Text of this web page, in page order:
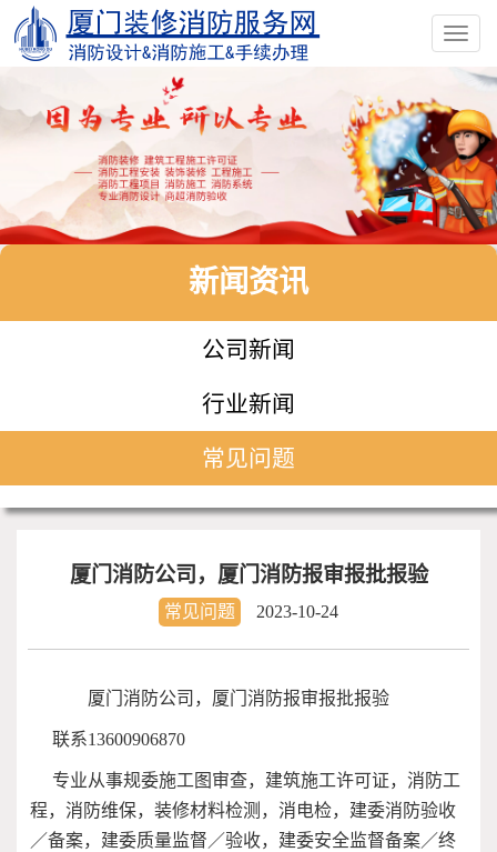
新闻资讯
公司新闻
行业新闻
常见问题
厦门消防公司，厦门消防报审报批报验
常见问题 2023-10-24
厦门消防公司，厦门消防报审报批报验
联系13600906870
专业从事规委施工图审查，建筑施工许可证，消防工
程，消防维保，装修材料检测，消电检，建委消防验收
／备案，建委质量监督／验收，建委安全监督备案／终